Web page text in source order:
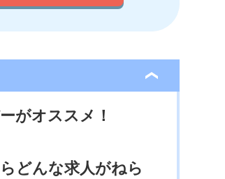
がオススメ！
どんな求人がねら